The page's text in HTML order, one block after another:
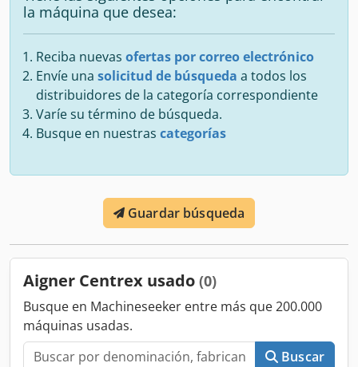
la máquina que desea:
Reciba nuevas ofertas por correo electrónico
Envíe una solicitud de búsqueda a todos los
distribuidores de la categoría correspondiente
Varíe su término de búsqueda.
Busque en nuestras categorías
Guardar búsqueda
Aigner Centrex usado (0)
Busque en Machineseeker entre más que 200.000
máquinas usadas.
Buscar